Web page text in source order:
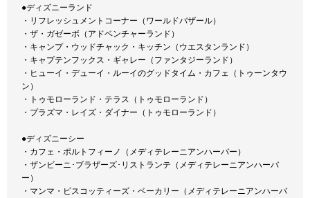
●ディズニーランド
・リフレッシュメントコーナー（ワールドバザール）
・ザ・ガゼーボ（アドベンチャーランド）
・キャンプ・ウッドチャック・キッチン（ウエスタンランド）
・キャプテンフックス・ギャレー（ファンタジーランド）
・ヒューイ・デューイ・ルーイのグッドタイム・カフェ（トゥーンタウ
ン）
・トゥモローランド・テラス（トゥモローランド）
・プラズマ・レイズ・ダイナー（トゥモローランド）
●ディズニーシー
・カフェ・ポルトフィーノ（メディテレーニアンハーバー）
・ザンビーニ･ブラザーズ･リストランテ（メディテレーニアンハーバ
ー）
・マンマ・ビスコッティーズ・ベーカリー（メディテレーニアンハーバ